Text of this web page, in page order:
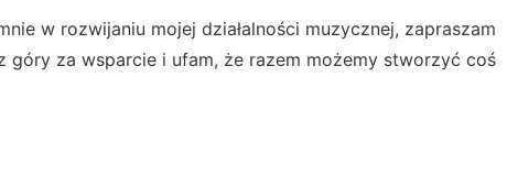
w rozwijaniu mojej działalności muzycznej, zapraszam
góry za wsparcie i ufam, że razem możemy stworzyć coś